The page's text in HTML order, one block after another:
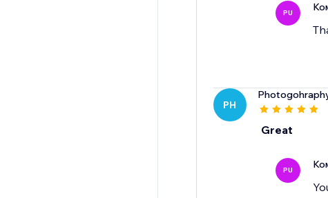
PU
PH
Great
PU